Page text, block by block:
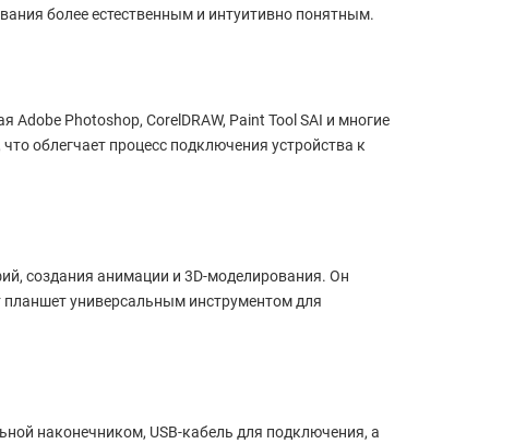
более естественным и интуитивно понятным.
Photoshop, CorelDRAW, Paint Tool SAI и многие
облегчает процесс подключения устройства к
создания анимации и 3D-моделирования. Он
универсальным инструментом для
наконечником, USB-кабель для подключения, а